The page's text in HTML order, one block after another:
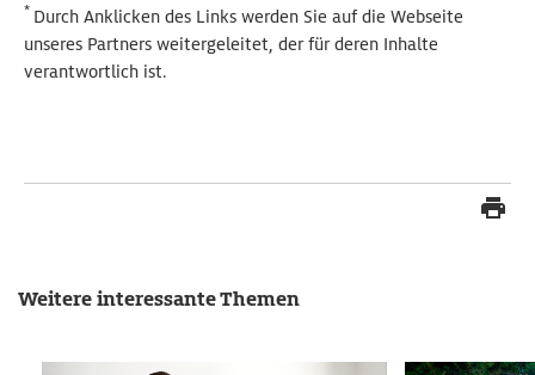
* Durch Anklicken des Links werden Sie auf die Webseite
unseres Partners weitergeleitet, der für deren Inhalte
verantwortlich ist.
Weitere interessante Themen